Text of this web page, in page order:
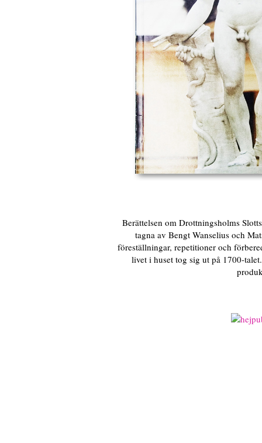
Berättelsen om Drottningsholms
tagna av Bengt Wanselius och
föreställningar, repetitioner och
livet i huset tog sig ut på 1700-